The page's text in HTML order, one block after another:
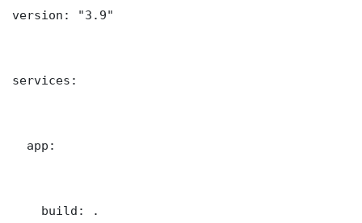
version: "3.9"
services:
  app:
    build: .